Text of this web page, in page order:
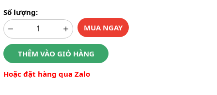
Số lượng:
MUA NGAY
THÊM VÀO GIỎ HÀNG
Hoặc đặt hàng qua Zalo